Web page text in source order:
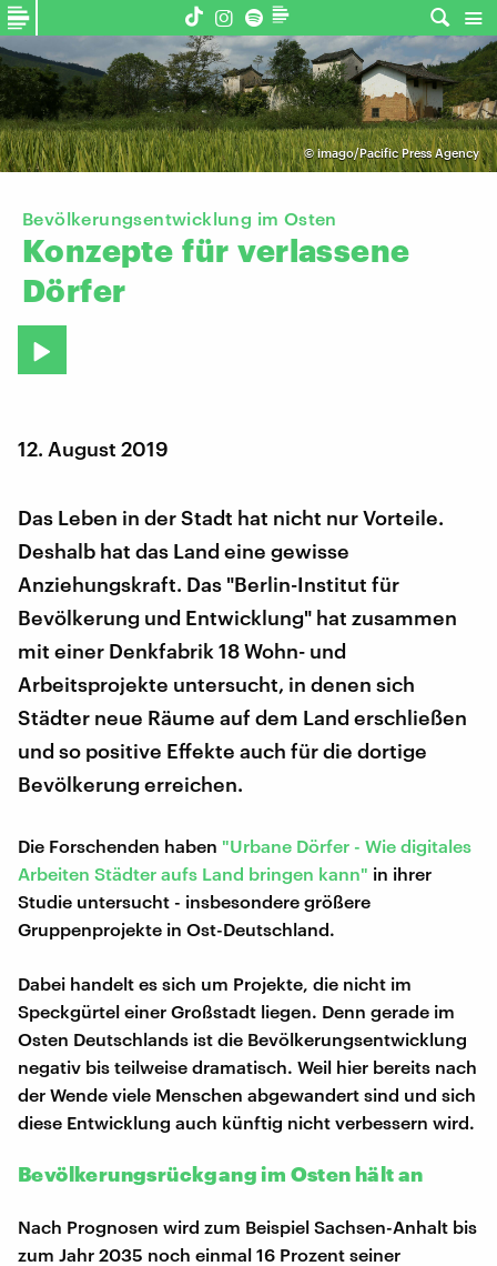
©imago/Pacific Press Agency
Bevölkerungsentwicklung im Osten
Konzepte für verlassene
Dörfer
12. August 2019
Das Leben in der Stadt hat nicht nur Vorteile.
Deshalb hat das Land eine gewisse
Anziehungskraft. Das "Berlin-Institut für
Bevölkerung und Entwicklung" hat zusammen
mit einer Denkfabrik 18 Wohn- und
Arbeitsprojekte untersucht, in denen sich
Städter neue Räume auf dem Land erschließen
und so positive Effekte auch für die dortige
Bevölkerung erreichen.
Die Forschenden haben "Urbane Dörfer - Wie digitales
Arbeiten Städter aufs Land bringen kann" in ihrer
Studie untersucht - insbesondere größere
Gruppenprojekte in Ost-Deutschland.
Dabei handelt es sich um Projekte, die nicht im
Speckgürtel einer Großstadt liegen. Denn gerade im
Osten Deutschlands ist die Bevölkerungsentwicklung
negativ bis teilweise dramatisch. Weil hier bereits nach
der Wende viele Menschen abgewandert sind und sich
diese Entwicklung auch künftig nicht verbessern wird.
Bevölkerungsrückgang im Osten hält an
Nach Prognosen wird zum Beispiel Sachsen-Anhalt bis
zum Jahr 2035 noch einmal 16 Prozent seiner